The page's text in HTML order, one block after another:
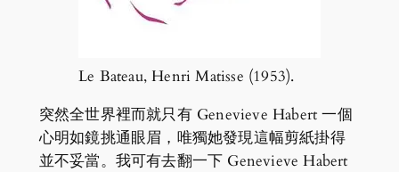
Le Bateau, Henri Matisse (1953).
突然全世界裡而就只有 Genevieve Habert 一個
心明如鏡挑通眼眉，唯獨她發現這幅剪紙掛得
並不妥當。我可有去翻一下 Genevieve Habert